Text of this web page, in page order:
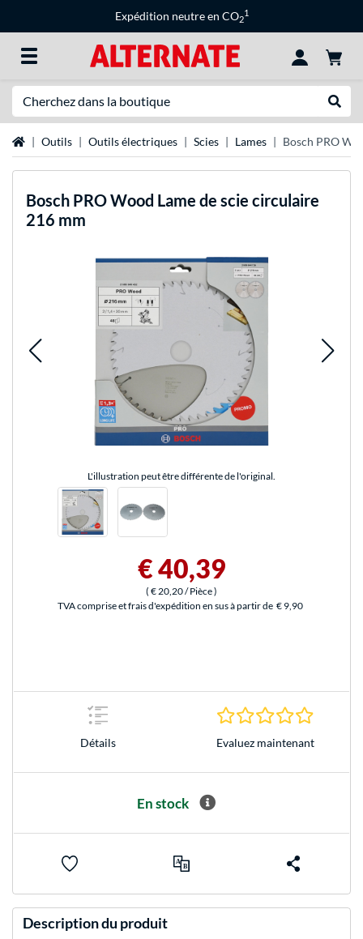
Expédition neutre en CO2
1
Page d'accueil
Outils Outils électriques Scies Lames Bosch PRO
Bosch PRO Wood Lame de scie circulaire
216 mm
L'illustration peut être différente de l'original.
€ 40,39
( € 20,20/ Pièce)
TVA comprise et frais d'expédition en sus à partir de € 9,90
Détails Evaluez maintenant
En stock
Description du produit